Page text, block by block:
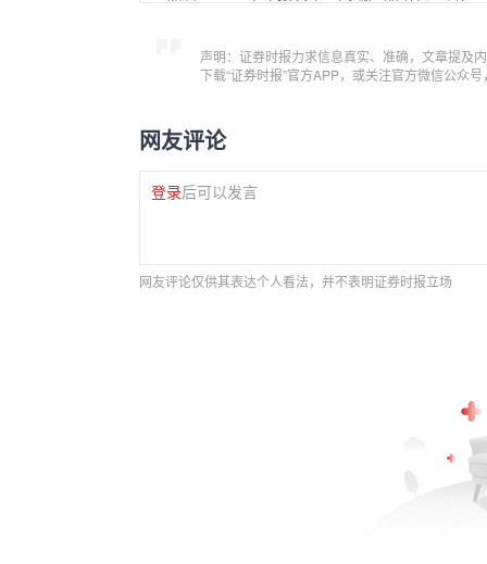
声明：证券时报力求信息真实、准确，文章提及
下载“证券时报”官方APP，或关注官方微信公众
网友评论
登录后可以发言
网友评论仅供其表达个人看法，并不表明证券时报立场